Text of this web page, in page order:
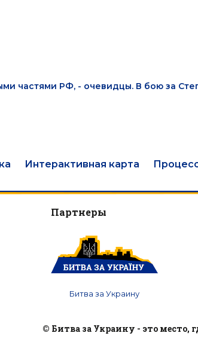
частями РФ, - очевидцы. В бою за
Интерактивная карта
Партнеры
Битва за Украину
© Битва за Украину - это место,